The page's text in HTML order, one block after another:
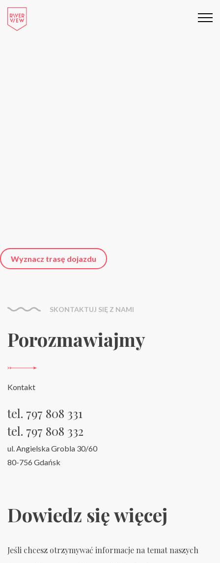
SKONTAKTUJ SIĘ Z NAMI
Porozmawiajmy
Kontakt
tel. 797 808 331
tel. 797 808 332
ul. Angielska Grobla 30/60
80-756 Gdańsk
Wyznacz trasę dojazdu
Dowiedz się więcej
Jeśli chcesz otrzymywać informacje na temat naszych